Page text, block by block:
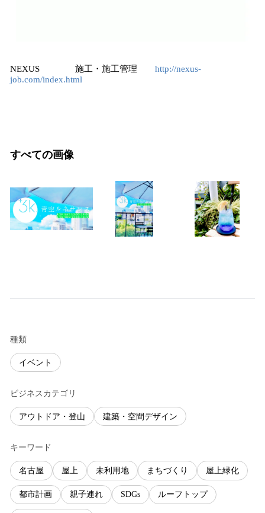
NEXUS 施工・施工管理 http://nexus-
job.com/index.html
すべての画像
種類
イベント
ビジネスカテゴリ
アウトドア・登山 建築・空間デザイン
キーワード
名古屋 屋上 未利用地 まちづくり 屋上緑化
都市計画 親子連れ SDGs ルーフトップ